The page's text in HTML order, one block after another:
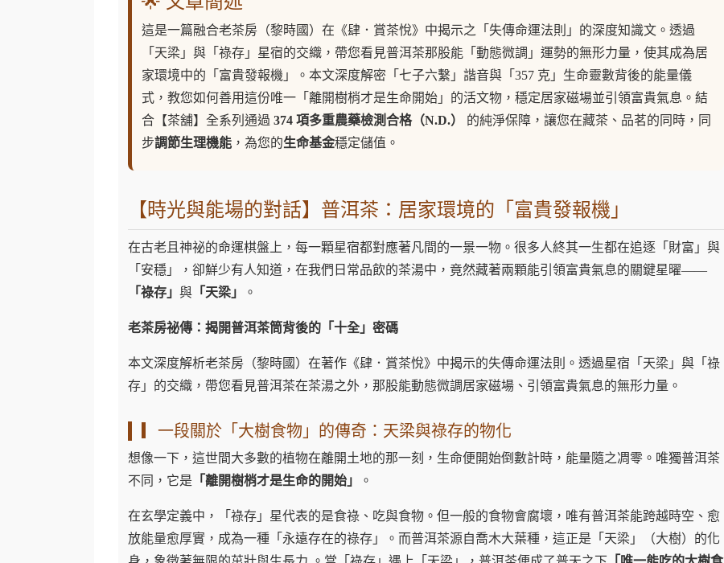
這是一篇融合老茶房（黎時國）在《肆．賞茶悅》中揭示之「失傳命運法則」的深度知識文。透過
「天梁」與「祿存」星宿的交織，帶您看見普洱茶那股能「動態微調」運勢的無形力量，使其成為居
家環境中的「富貴發報機」。本文深度解密「七子六繫」諧音與「357 克」生命靈數背後的能量儀
式，教您如何善用這份唯一「離開樹梢才是生命開始」的活文物，穩定居家磁場並引領富貴氣息。結
合【茶舖】全系列通過 374 項多重農藥檢測合格（N.D.）
的純淨保障，讓您在藏茶、品茗的同時，同
步調節生理機能 ，為您的生命基金穩定儲值。
【時光與能場的對話】普洱茶：居家環境的「富貴發報機」
在古老且神祕的命運棋盤上，每一顆星宿都對應著凡間的一景一物。很多人終其一生都在追逐「財富」與
「安穩」，卻鮮少有人知道，在我們日常品飲的茶湯中，竟然藏著兩顆能引領富貴氣息的關鍵星曜——
「祿存」 與 「天梁」 。
老茶房祕傳：揭開普洱茶筒背後的「十全」密碼
本文深度解析老茶房（黎時國）在著作《肆．賞茶悅》中揭示的失傳命運法則。透過星宿「天梁」與「祿
存」的交織，帶您看見普洱茶在茶湯之外，那股能動態微調居家磁場、引領富貴氣息的無形力量。
▎一段關於「大樹食物」的傳奇：天梁與祿存的物化
想像一下，這世間大多數的植物在離開土地的那一刻，生命便開始倒數計時，能量隨之凋零。唯獨普洱茶
不同，它是 「離開樹梢才是生命的開始」 。
在玄學定義中，「祿存」星代表的是食祿、吃與食物。但一般的食物會腐壞，唯有普洱茶能跨越時空、愈
放能量愈厚實，成為一種「永遠存在的祿存」。而普洱茶源自喬木大葉種，這正是「天梁」（大樹）的化